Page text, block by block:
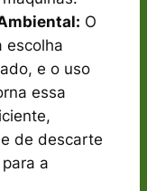
O
escolha
e o uso
essa
de descarte
a